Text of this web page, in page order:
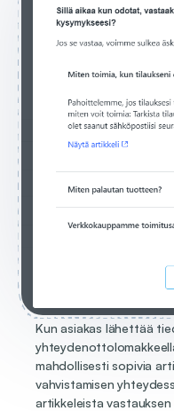
Kun asiakas lähettää
mahdollisesti sopivia
vahvistamisen
artikkeleista